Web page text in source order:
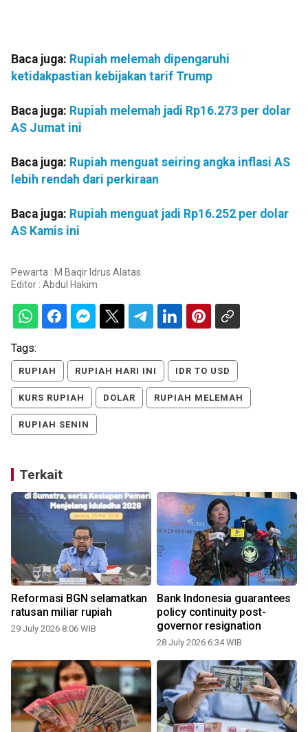
Baca juga: Rupiah melemah dipengaruhi
ketidakpastian kebijakan tarif Trump
Baca juga: Rupiah melemah jadi Rp16.273 per dolar
AS Jumat ini
Baca juga: Rupiah menguat seiring angka inflasi AS
lebih rendah dari perkiraan
Baca juga: Rupiah menguat jadi Rp16.252 per dolar
AS Kamis ini
Pewarta : M Baqir Idrus Alatas
Editor : Abdul Hakim
Tags:
RUPIAH RUPIAH HARI INI IDR TO USD
KURS RUPIAH DOLAR RUPIAH MELEMAH
RUPIAH SENIN
Terkait
Reformasi BGN selamatkan
ratusan miliar rupiah
29 July 2026 8:06 WIB
Bank Indonesia guarantees
policy continuity post-
governor resignation
28 July 2026 6:34 WIB